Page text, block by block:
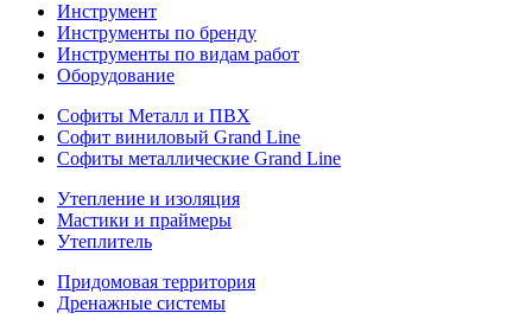
Инструмент
Инструменты по бренду
Инструменты по видам работ
Оборудование
Софиты Металл и ПВХ
Софит виниловый Grand Line
Софиты металлические Grand Line
Утепление и изоляция
Мастики и праймеры
Утеплитель
Придомовая территория
Дренажные системы